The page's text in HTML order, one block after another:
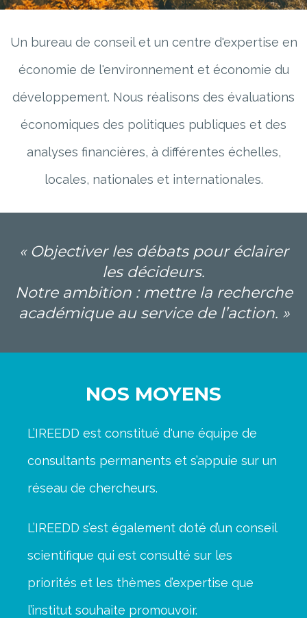
Un bureau de conseil et un centre d'expertise en
économie de l'environnement et économie du
développement. Nous réalisons des évaluations
économiques des politiques publiques et des
analyses financières, à différentes échelles,
locales, nationales et internationales.
« Objectiver les débats pour éclairer
les décideurs.
Notre ambition : mettre la recherche
académique au service de l’action. »
NOS MOYENS
L’IREEDD est constitué d'une équipe de
consultants permanents et s’appuie sur un
réseau de chercheurs.
L’IREEDD s’est également doté d’un conseil
scientifique qui est consulté sur les
priorités et les thèmes d’expertise que
l’institut souhaite promouvoir.